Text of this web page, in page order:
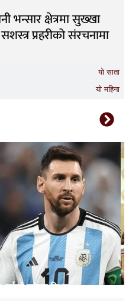
यो साता
यो महिना
भन्सार क्षेत्रमा सुख्खा
प्रहरीको संरचनामा
उमेरमा निधन